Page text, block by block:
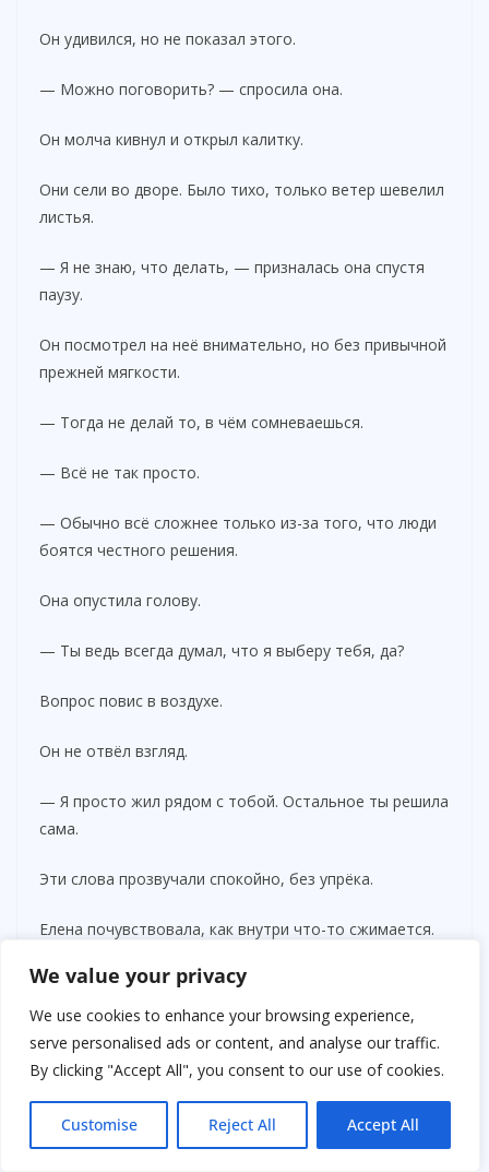
We value your privacy
We use cookies to enhance your browsing experience,
serve personalised ads or content, and analyse our traffic.
By clicking "Accept All", you consent to our use of cookies.
Customise Reject All Accept All
Он удивился, но не показал этого.
— Можно поговорить? — спросила она.
Он молча кивнул и открыл калитку.
Они сели во дворе. Было тихо, только ветер шевелил
листья.
— Я не знаю, что делать, — призналась она спустя
паузу.
Он посмотрел на неё внимательно, но без привычной
прежней мягкости.
— Тогда не делай то, в чём сомневаешься.
— Всё не так просто.
— Обычно всё сложнее только из-за того, что люди
боятся честного решения.
Она опустила голову.
— Ты ведь всегда думал, что я выберу тебя, да?
Вопрос повис в воздухе.
Он не отвёл взгляд.
— Я просто жил рядом с тобой. Остальное ты решила
сама.
Эти слова прозвучали спокойно, без упрёка.
Елена почувствовала, как внутри что-то сжимается.
— Я не хотела тебя ранить.
И в этом “я знаю” не было ни обиды, ни ожиданий.
Она поднялась.